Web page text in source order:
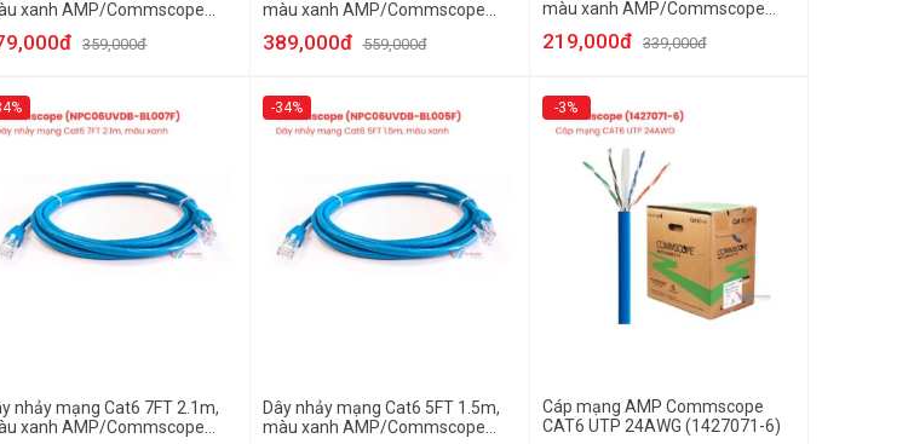
xanh AMP/Commscope
359,000đ
màu xanh AMP/Commscope
389,000đ 559,000đ
màu xanh AMP/Commscope
219,000đ 339,000đ
nhảy mạng Cat6 7FT 2.1m,
xanh AMP/Commscope
-34%
Dây nhảy mạng Cat6 5FT 1.5m,
màu xanh AMP/Commscope
-3%
Cáp mạng AMP Commscope
CAT6 UTP 24AWG (1427071-6)